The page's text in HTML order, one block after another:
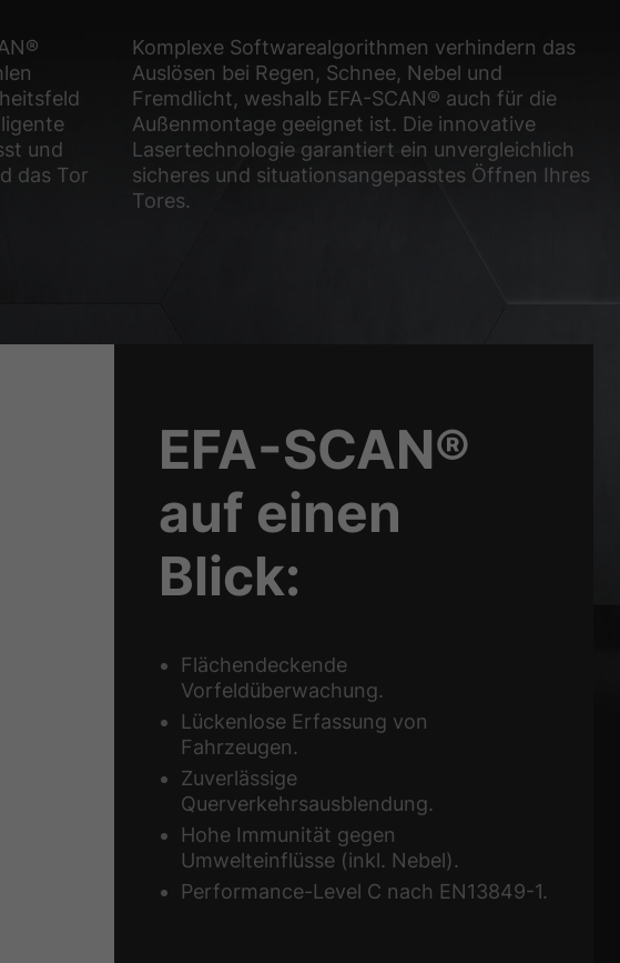
und
das Tor
Komplexe Softwarealgorithmen verhindern das
Auslösen bei Regen, Schnee, Nebel und
Fremdlicht, weshalb EFA-SCAN® auch für die
Außenmontage geeignet ist. Die innovative
Lasertechnologie garantiert ein unvergleichlich
sicheres und situationsangepasstes Öffnen Ihres
Tores.
EFA-SCAN®
auf einen
Blick:
Flächendeckende
Vorfeldüberwachung.
Lückenlose Erfassung von
Fahrzeugen.
Zuverlässige
Querverkehrsausblendung.
Hohe Immunität gegen
Umwelteinflüsse (inkl. Nebel).
Performance-Level C nach EN13849-1.
Statistiken
wie unsere Besucher unsere
Externe Medien
Wenn Cookies von externen